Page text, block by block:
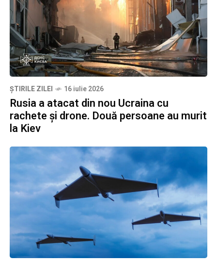
ȘTIRILE ZILEI 16 iulie 2026
Rusia a atacat din nou Ucraina cu
rachete și drone. Două persoane au murit
la Kiev